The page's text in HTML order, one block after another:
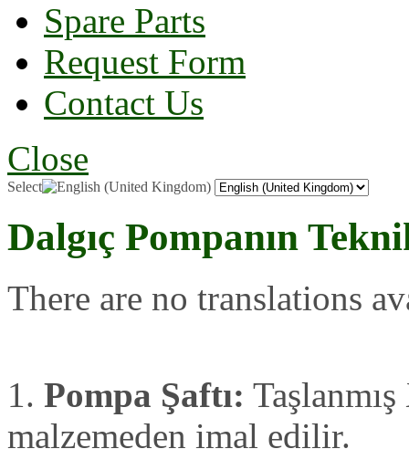
Spare Parts
Request Form
Contact Us
Close
Select
Dalgıç Pompanın
There are no translations
1. Pompa Şaftı:
malzemeden imal edilir.